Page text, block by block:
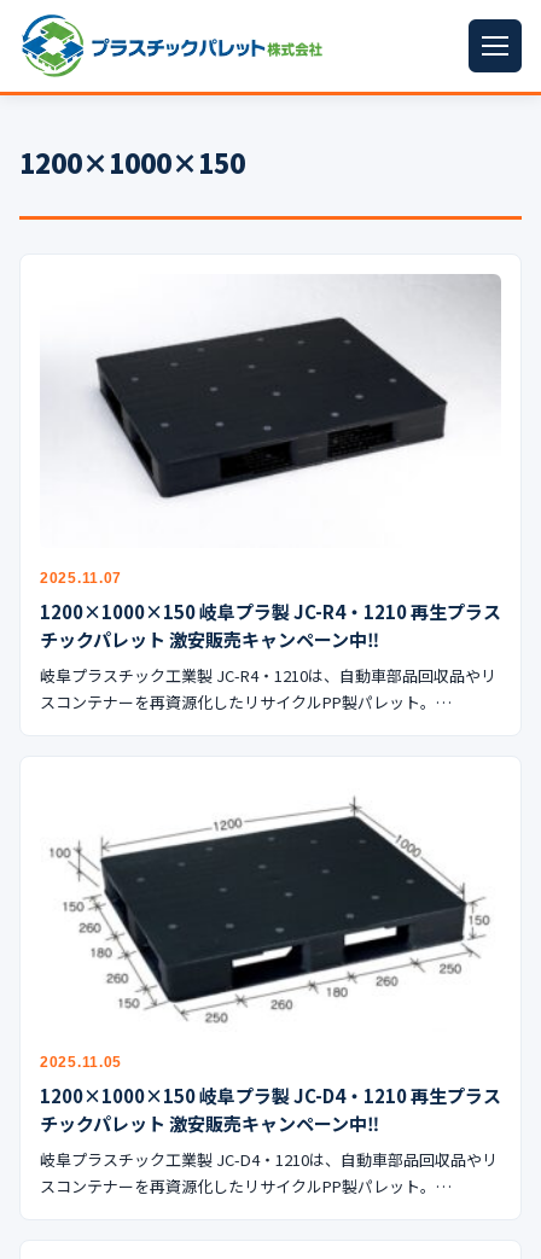
パレットサイズ
プラパレット ▼
▼
再生原料
イラン情勢まとめ
会社案内
🇺🇸🇰🇷🇹🇼🇻🇳
1200×1000×150
2025.11.07
1200×1000×150 岐阜プラ製 JC-R4・1210 再生プラス
チックパレット 激安販売キャンペーン中‼︎
岐阜プラスチック工業製 JC-R4・1210は、自動車部品回収品やリ
スコンテナーを再資源化したリサイクルPP製パレット。…
2025.11.05
1200×1000×150 岐阜プラ製 JC-D4・1210 再生プラス
チックパレット 激安販売キャンペーン中‼︎
岐阜プラスチック工業製 JC-D4・1210は、自動車部品回収品やリ
スコンテナーを再資源化したリサイクルPP製パレット。…